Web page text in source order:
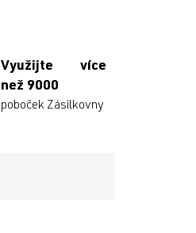
Využijte více
než 9000
poboček Zásilkovny